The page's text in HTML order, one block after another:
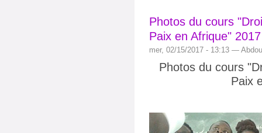
Photos du cours
Paix en Afrique" 2017
mer, 02/15/2017 - 13:13 —
Photos du cours
Paix